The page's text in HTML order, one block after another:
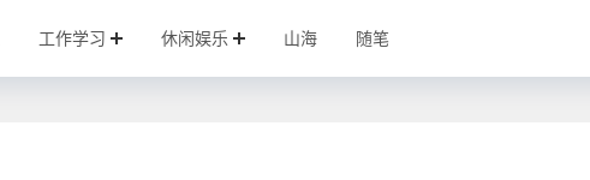
工作学习 休闲娱乐 山海 随笔